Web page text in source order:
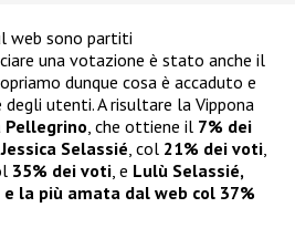
web sono partiti
una votazione è stato anche il
dunque cosa è accaduto e
utenti. A risultare la Vippona
Pellegrino , che ottiene il 7% dei
Jessica Selassié , col 21% dei voti
35% dei voti , e Lulù Selassié,
la più amata dal web col 37%